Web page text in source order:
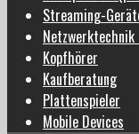
Streaming-
Netzwerktechnik
Kopfhörer
Kaufberatung
Plattenspieler
Mobile Devices